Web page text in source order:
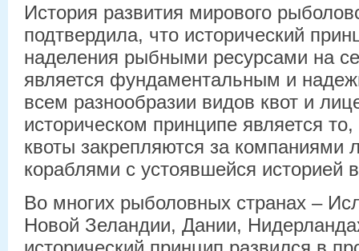
История развития мирового
подтвердила, что исторический
наделения рыбными ресурсами на
является фундаментальным и
всем разнообразии видов квот и
историческом принципе является
квоты закрепляются за компаниями
кораблями с устоявшейся историей
Во многих рыболовных странах –
Новой Зеландии, Дании,